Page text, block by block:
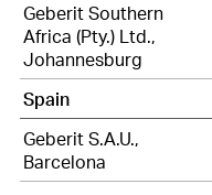
Geberit Southern
Africa (Pty.) Ltd.,
Johannesburg
Spain
Geberit S.A.U.,
Barcelona